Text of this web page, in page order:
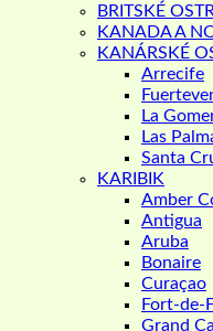
BRITSKÉ
KANADA A
KANÁRSKÉ
Arrecife
La
Las
Santa
KARIBIK
Amber
Antigua
Aruba
Bonaire
Curaçao
Fort-de-
Grand